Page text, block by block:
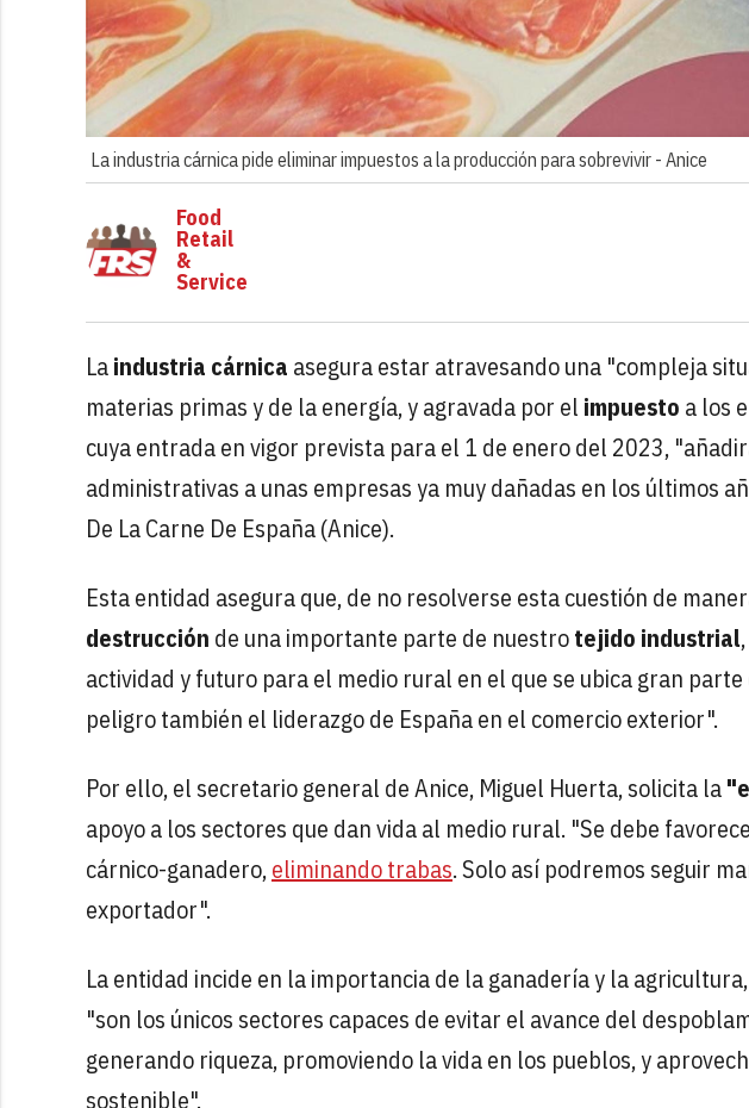
La industria cárnica pide eliminar impuestos a la producción para sobrevivir - Anice
Food
Retail
&
Service
Laindustria cárnica asegura estar atravesando una "compleja
materias primas y de la energía, y agravada por el impuesto a los
cuya entrada en vigor prevista para el 1 de enero del 2023,
administrativas a unas empresas ya muy dañadas en los últimos
De La Carne De España (Anice).
Esta entidad asegura que, de no resolverse esta cuestión de
destrucción de una importante parte de nuestrotejido industrial
actividad y futuro para el medio rural en el que se ubica gran
peligro también el liderazgo de España en el comercio exterior".
Por ello, el secretario general de Anice, Miguel Huerta, solicita la
apoyo a los sectores que dan vida al medio rural. "Se debe
cárnico-ganadero,eliminando trabas. Solo así podremos seguir
exportador".
La entidad incide en la importancia de la ganadería y la
"son los únicos sectores capaces de evitar el avance del
generando riqueza, promoviendo la vida en los pueblos, y
sostenible".